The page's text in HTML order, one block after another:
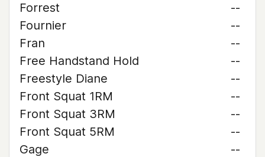
Forrest
--
Fournier
--
Fran
--
Free Handstand Hold
--
Freestyle Diane
--
Front Squat 1RM
--
Front Squat 3RM
--
Front Squat 5RM
--
Gage
--